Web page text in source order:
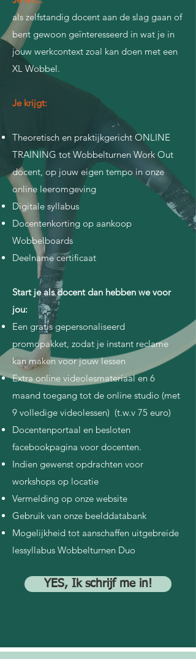
als zelfstandig docent aan de slag gaan of
bent gewoon geïnteresseerd in wat je in
jouw werkcontext zoal kan doen met een
XL Wobbel.
Je krijgt:
Theoretisch en praktijkgericht ONLINE
TRAINING tot Wobbelturnen Work Out
docent, op jouw eigen tempo in onze
online leeromgeving
Digitale syllabus
Docentenkorting op aankoop
Wobbelboards
Deelname certificaat
Start je als docent dan hebben we voor
jou:
Een gratis gepersonaliseerd
promopakket, zodat je instant reclame
kan maken voor jouw lessen
Extra online videolesmateriaal en 6
maand toegang tot de online studio (met
9 volledige videolessen) (t.w.v 75 euro)
Docentenportaal en besloten
facebookpagina voor docenten.
Indien gewenst opdrachten voor
workshops op locatie
Vermelding op onze website
Gebruik van onze beelddatabank
Mogelijkheid tot aanschaffen uitgebreide
lessyllabus Wobbelturnen Duo
YES, Ik schrijf me in!